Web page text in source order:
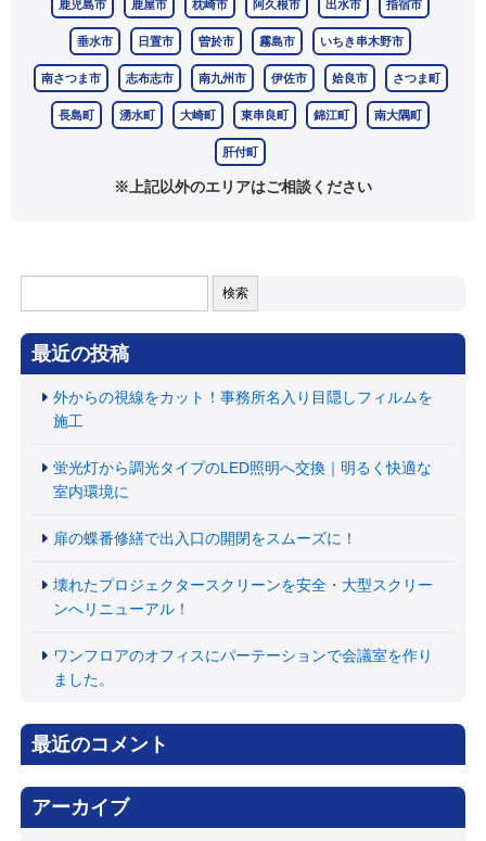
鹿児島市 鹿屋市 枕崎市 阿久根市 出水市 指宿市
垂水市 日置市 曽於市 霧島市 いちき串木野市
南さつま市 志布志市 南九州市 伊佐市 姶良市 さつま町
長島町 湧水町 大崎町 東串良町 錦江町 南大隅町
肝付町
※上記以外のエリアはご相談ください
索:
最近の投稿
外からの視線をカット！事務所名入り目隠しフィルムを
施工
蛍光灯から調光タイプのLED照明へ交換｜明るく快適な
室内環境に
扉の蝶番修繕で出入口の開閉をスムーズに！
壊れたプロジェクタースクリーンを安全・大型スクリー
ンへリニューアル！
ワンフロアのオフィスにパーテーションで会議室を作り
ました。
最近のコメント
アーカイブ